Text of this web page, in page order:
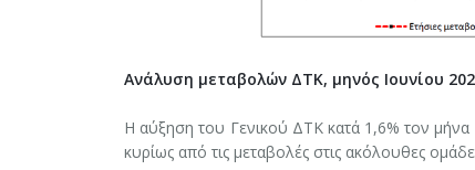
Ανάλυση μεταβολών ΔΤΚ, μηνός Ιουνίου
Η αύξηση του Γενικού ΔΤΚ κατά 1,6% τον
κυρίως από τις μεταβολές στις ακόλουθες